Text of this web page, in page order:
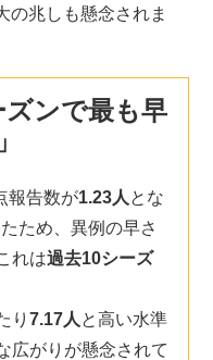
の兆しも懸念されま
ズンで最も早
報告数が1.23人 とな
ため、異例の早さ
れは過去10シーズ
り7.17人 と高い水準
広がりが懸念されて